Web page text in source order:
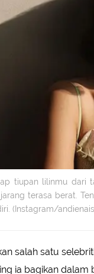
tiupan lilinmu dari
terasa berat.
(Instagram/
salah satu
ia bagikan